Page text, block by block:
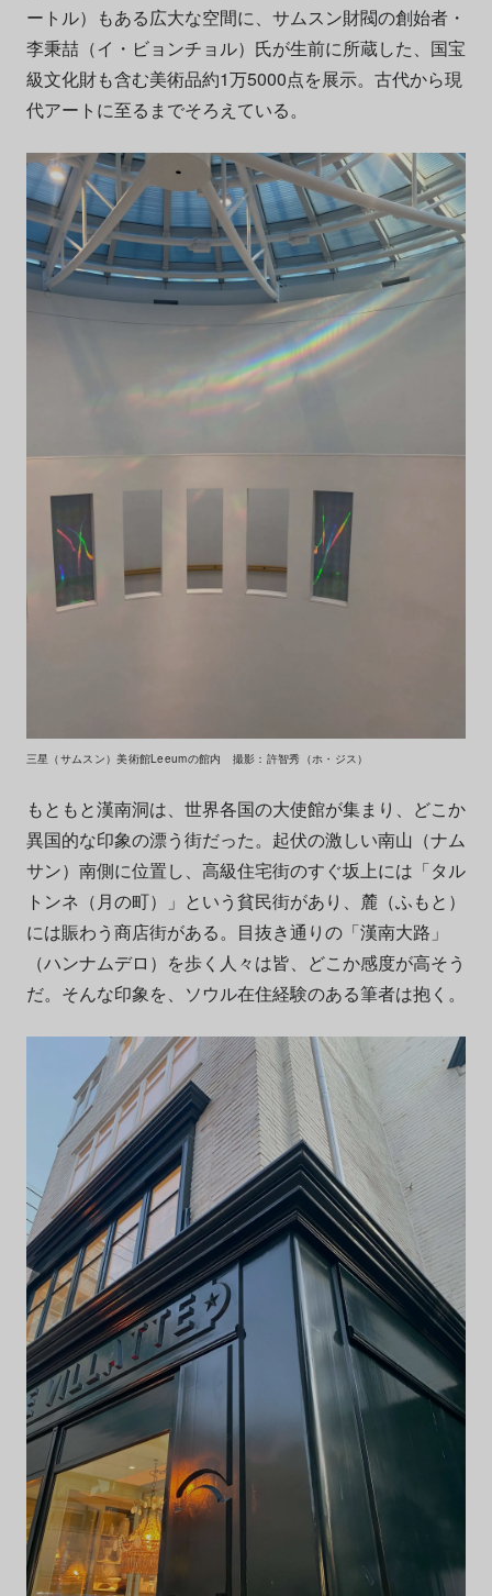
ートル）もある広大な空間に、サムスン財閥の創始者・
李秉喆（イ・ビョンチョル）氏が生前に所蔵した、国宝
級文化財も含む美術品約1万5000点を展示。古代から現
代アートに至るまでそろえている。
三星（サムスン）美術館Leeumの館内 撮影：許智秀（ホ・ジス）
もともと漢南洞は、世界各国の大使館が集まり、どこか
異国的な印象の漂う街だった。起伏の激しい南山（ナム
サン）南側に位置し、高級住宅街のすぐ坂上には「タル
トンネ（月の町）」という貧民街があり、麓（ふもと）
には賑わう商店街がある。目抜き通りの「漢南大路」
（ハンナムデロ）を歩く人々は皆、どこか感度が高そう
だ。そんな印象を、ソウル在住経験のある筆者は抱く。